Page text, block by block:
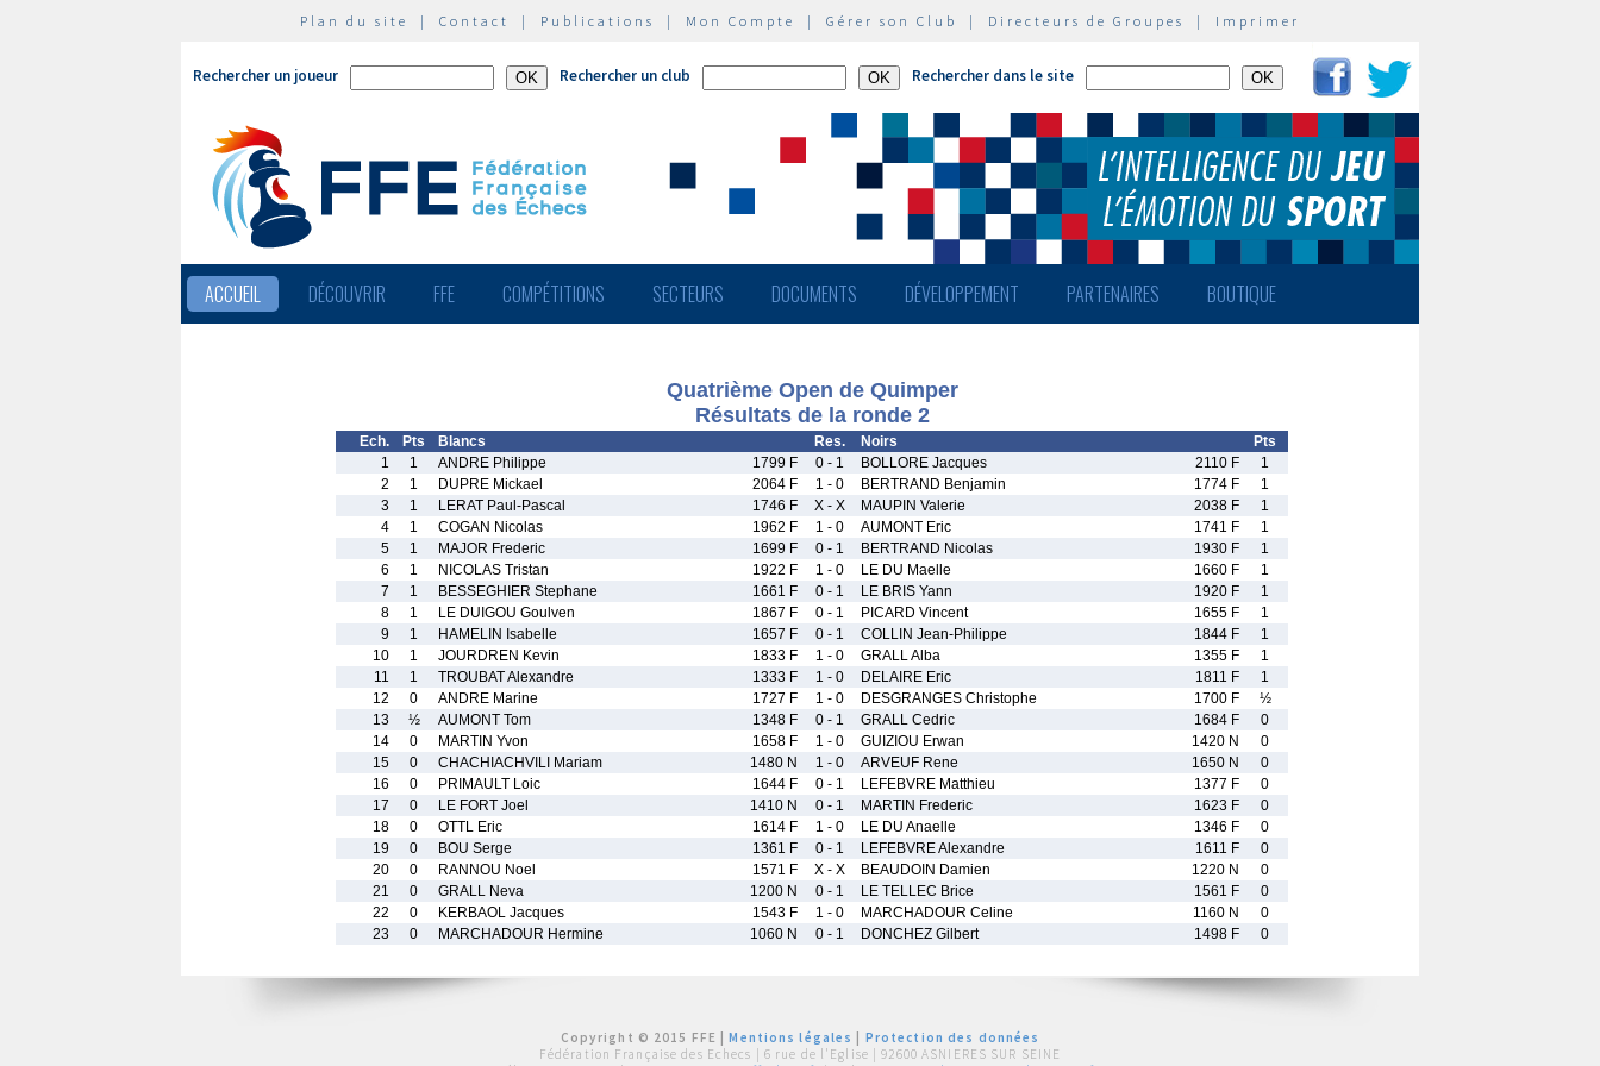
Plan du site | Contact | Publications | Mon Compte | Gérer son Club | Directeurs de Groupes | Imprimer
Rechercher un joueur Rechercher un club Rechercher dans le site
ACCUEIL DÉCOUVRIR FFE COMPÉTITIONS SECTEURS DOCUMENTS DÉVELOPPEMENT PARTENAIRES BOUTIQUE
Quatrième Open de Quimper
Résultats de la ronde 2
Ech. Pts Blancs Res. Noirs
Pts
1
1 ANDRE Philippe 1799 F 0 - 1 BOLLORE Jacques 2110 F
1
2
1 DUPRE Mickael 2064 F 1 - 0 BERTRAND Benjamin 1774 F
1
3
1 LERAT Paul-Pascal 1746 F X - X MAUPIN Valerie 2038 F
1
4
1 COGAN Nicolas 1962 F 1 - 0 AUMONT Eric 1741 F
1
5
1 MAJOR Frederic 1699 F 0 - 1 BERTRAND Nicolas 1930 F
1
6
1 NICOLAS Tristan 1922 F 1 - 0 LE DU Maelle 1660 F
1
7
1 BESSEGHIER Stephane 1661 F 0 - 1 LE BRIS Yann 1920 F
1
8
1 LE DUIGOU Goulven 1867 F 0 - 1 PICARD Vincent 1655 F
1
9
1 HAMELIN Isabelle 1657 F 0 - 1 COLLIN Jean-Philippe 1844 F
1
10
1 JOURDREN Kevin 1833 F 1 - 0 GRALL Alba 1355 F
1
11
1 TROUBAT Alexandre 1333 F 1 - 0 DELAIRE Eric 1811 F
1
12
0 ANDRE Marine 1727 F 1 - 0 DESGRANGES Christophe 1700 F
½
13
½ AUMONT Tom 1348 F 0 - 1 GRALL Cedric 1684 F
0
14
0 MARTIN Yvon 1658 F 1 - 0 GUIZIOU Erwan 1420 N
0
15
0 CHACHIACHVILI Mariam 1480 N 1 - 0 ARVEUF Rene 1650 N
0
16
0 PRIMAULT Loic 1644 F 0 - 1 LEFEBVRE Matthieu 1377 F
0
17
0 LE FORT Joel 1410 N 0 - 1 MARTIN Frederic 1623 F
0
18
0 OTTL Eric 1614 F 1 - 0 LE DU Anaelle 1346 F
0
19
0 BOU Serge 1361 F 0 - 1 LEFEBVRE Alexandre 1611 F
0
20
0 RANNOU Noel 1571 F X - X BEAUDOIN Damien 1220 N
0
21
0 GRALL Neva 1200 N 0 - 1 LE TELLEC Brice 1561 F
0
22
0 KERBAOL Jacques 1543 F 1 - 0 MARCHADOUR Celine 1160 N
0
23
0 MARCHADOUR Hermine 1060 N 0 - 1 DONCHEZ Gilbert 1498 F 0
Copyright © 2015 FFE |Mentions légales
Protection des données
Fédération Française des Echecs | 6 rue de l'Eglise | 92600 ASNIERES SUR SEINE